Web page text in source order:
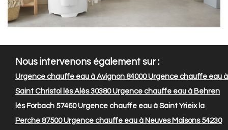
Nous intervenons également sur :
Urgence chauffe eau à Avignon 84000Urgence chauffe eau à
Saint Christol lès Alès 30380Urgence chauffe eau à Behren
lès Forbach 57460Urgence chauffe eau à Saint Yrieix la
Perche 87500Urgence chauffe eau à Neuves Maisons 54230